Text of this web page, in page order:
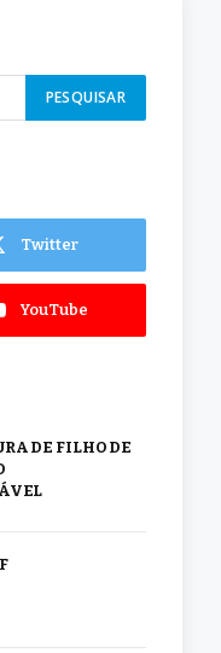
Twitter
YouTube
DE FILHO DE